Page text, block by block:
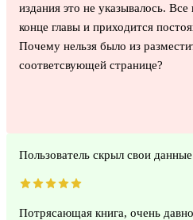
издания это не указывалось.
конце главы и приходится
Почему нельзя было из
соответсвующей странице?
Пользователь скрыл свои данные
Потрясающая книга, очень